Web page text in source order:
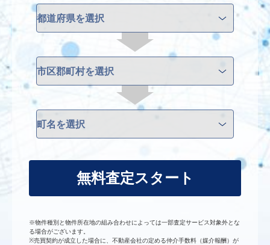
無料査定スタート
※物件種別と物件所在地の組み合わせによっては一部査定サービス対象外とな
る場合がございます。
※売買契約が成立した場合に、不動産会社の定める仲介手数料（媒介報酬）が